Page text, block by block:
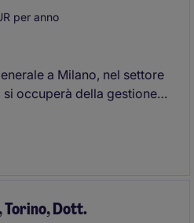
per anno
a Milano, nel settore
occuperà della gestione
vigenti. Sarai responsabile
amministrativo e
Torino, Dott.